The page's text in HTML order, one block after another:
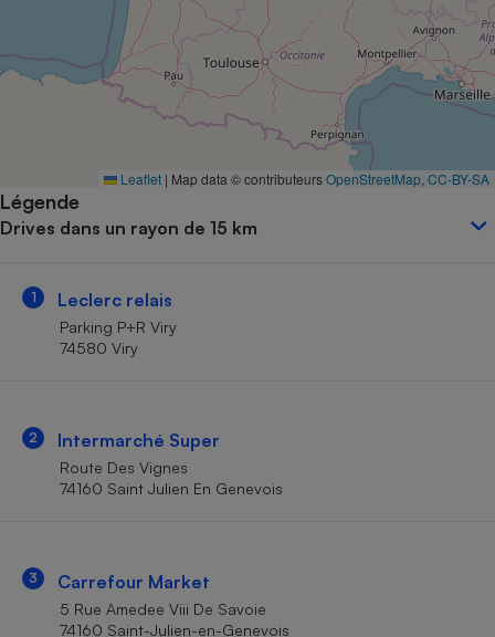
Leaflet | Map data © contributeursOpenStreetMap CC-BY-SA
Légende
Drives dans un rayon de 15 km
1 Leclerc relais
Parking P+R Viry
74580 Viry
2 Intermarché Super
Route Des Vignes
74160 Saint Julien En Genevois
3 Carrefour Market
5 Rue Amedee Viii De Savoie
74160 Saint-Julien-en-Genevois
Complément
alimentaire
Assurance emprunteur
Petit électroménager -
Mutuelle